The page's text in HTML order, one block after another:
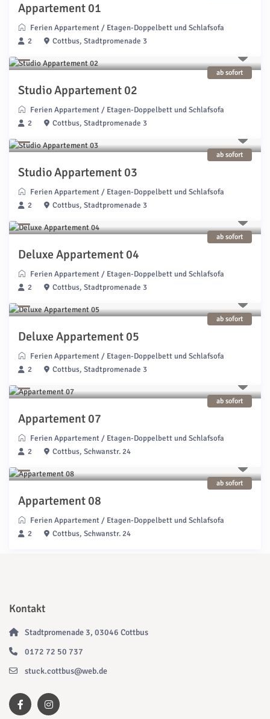
Appartement 01
Ferien Appartement / Etagen-Doppelbett und Schlafsofa
2
Cottbus, Stadtpromenade 3
ab sofort
Studio Appartement 02
Ferien Appartement / Etagen-Doppelbett und Schlafsofa
2
Cottbus, Stadtpromenade 3
ab sofort
Studio Appartement 03
Ferien Appartement / Etagen-Doppelbett und Schlafsofa
2
Cottbus, Stadtpromenade 3
ab sofort
Deluxe Appartement 04
Ferien Appartement / Etagen-Doppelbett und Schlafsofa
2
Cottbus, Stadtpromenade 3
ab sofort
Deluxe Appartement 05
Ferien Appartement / Etagen-Doppelbett und Schlafsofa
2
Cottbus, Stadtpromenade 3
ab sofort
Appartement 07
Ferien Appartement / Etagen-Doppelbett und Schlafsofa
2
Cottbus, Schwanstr. 24
ab sofort
Appartement 08
Ferien Appartement / Etagen-Doppelbett und Schlafsofa
2
Cottbus, Schwanstr. 24
Kontakt
Stadtpromenade 3, 03046 Cottbus
0172 72 50 737
stuck.cottbus@web.de